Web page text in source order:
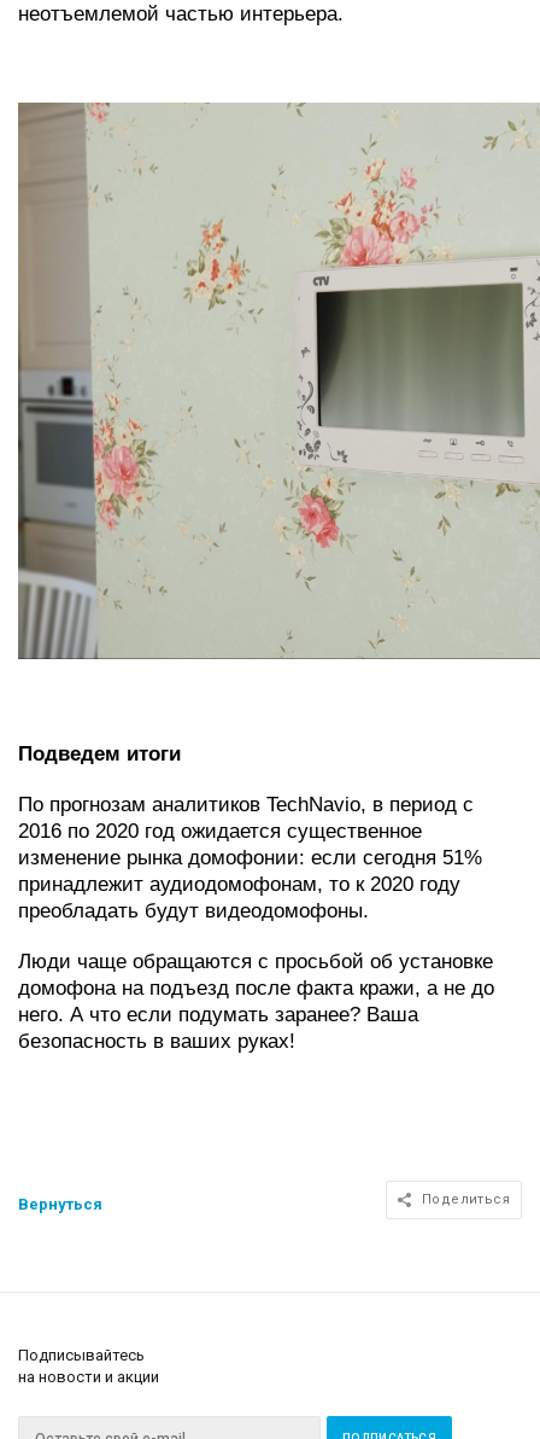
неотъемлемой частью интерьера.
Подведем итоги
По прогнозам аналитиков TechNavio, в период с
2016 по 2020 год ожидается существенное
изменение рынка домофонии: если сегодня 51%
принадлежит аудиодомофонам, то к 2020 году
преобладать будут видеодомофоны.
Люди чаще обращаются с просьбой об установке
домофона на подъезд после факта кражи, а не до
него. А что если подумать заранее? Ваша
безопасность в ваших руках!
Вернуться Поделиться
Подписывайтесь
на новости и акции